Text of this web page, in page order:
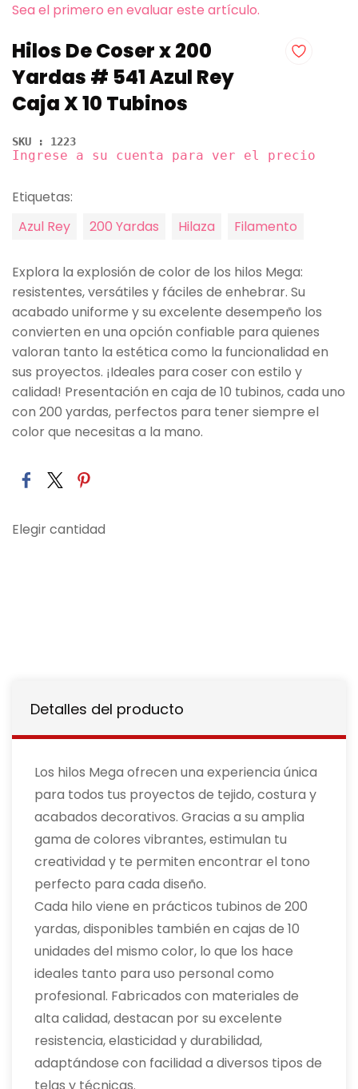
Sea el primero en evaluar este artículo.
Hilos De Coser x 200
Yardas # 541 Azul Rey
Caja X 10 Tubinos
SKU : 1223
Ingrese a su cuenta para ver el precio
Etiquetas:
Azul Rey
200 Yardas Hilaza Filamento
Explora la explosión de color de los hilos Mega:
resistentes, versátiles y fáciles de enhebrar. Su
acabado uniforme y su excelente desempeño los
convierten en una opción confiable para quienes
valoran tanto la estética como la funcionalidad en
sus proyectos. ¡Ideales para coser con estilo y
calidad! Presentación en caja de 10 tubinos, cada uno
con 200 yardas, perfectos para tener siempre el
color que necesitas a la mano.
Elegir cantidad
Detalles del producto
Los hilos Mega ofrecen una experiencia única
para todos tus proyectos de tejido, costura y
acabados decorativos. Gracias a su amplia
gama de colores vibrantes, estimulan tu
creatividad y te permiten encontrar el tono
perfecto para cada diseño.
Cada hilo viene en prácticos tubinos de 200
yardas, disponibles también en cajas de 10
unidades del mismo color, lo que los hace
ideales tanto para uso personal como
profesional. Fabricados con materiales de
alta calidad, destacan por su excelente
resistencia, elasticidad y durabilidad,
adaptándose con facilidad a diversos tipos de